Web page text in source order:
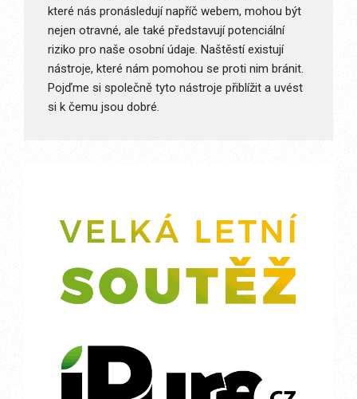
které nás pronásledují napříč webem, mohou být
nejen otravné, ale také představují potenciální
riziko pro naše osobní údaje. Naštěstí existují
nástroje, které nám pomohou se proti nim bránit.
Pojďme si společně tyto nástroje přiblížit a uvést
si k čemu jsou dobré.